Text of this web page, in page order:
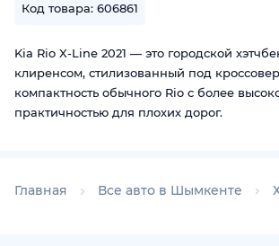
Код товара: 606861
Kia Rio X-Line 2021 — это городской
клиренсом, стилизованный под
компактность обычного Rio с более
практичностью для плохих дорог.
Главная Все авто в Шымкенте